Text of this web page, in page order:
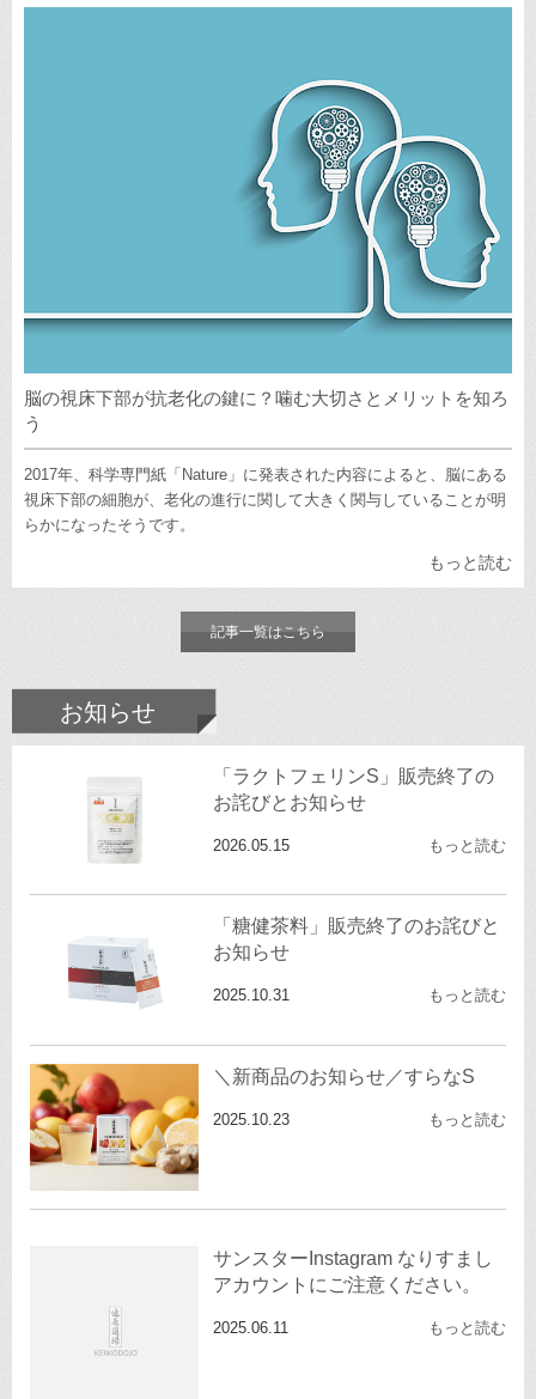
脳の視床下部が抗老化の鍵に？噛む大切さとメリットを知ろ
う
2017年、科学専門紙「Nature」に発表された内容によると、脳にある
視床下部の細胞が、老化の進行に関して大きく関与していることが明
らかになったそうです。
もっと読む
記事一覧はこちら
お知らせ
「ラクトフェリンS」販売終了の
お詫びとお知らせ
2026.05.15 もっと読む
「糖健茶料」販売終了のお詫びと
お知らせ
2025.10.31 もっと読む
＼新商品のお知らせ／すらなS
2025.10.23 もっと読む
サンスターInstagram なりすまし
アカウントにご注意ください。
2025.06.11 もっと読む